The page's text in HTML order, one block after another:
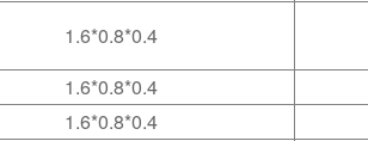
1.6*0.8*0.4
1.6*0.8*0.4
1.6*0.8*0.4